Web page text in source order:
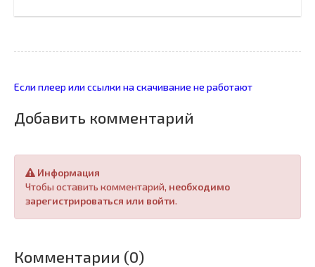
Если плеер или ссылки на скачивание не работают
Добавить комментарий
Информация
Чтобы оставить комментарий, необходимо
зарегистрироваться или войти.
Комментарии (0)